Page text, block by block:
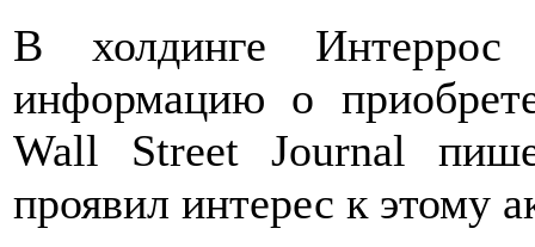
В холдинге Интеррос
информацию о
Wall Street Journal
проявил интерес к этому